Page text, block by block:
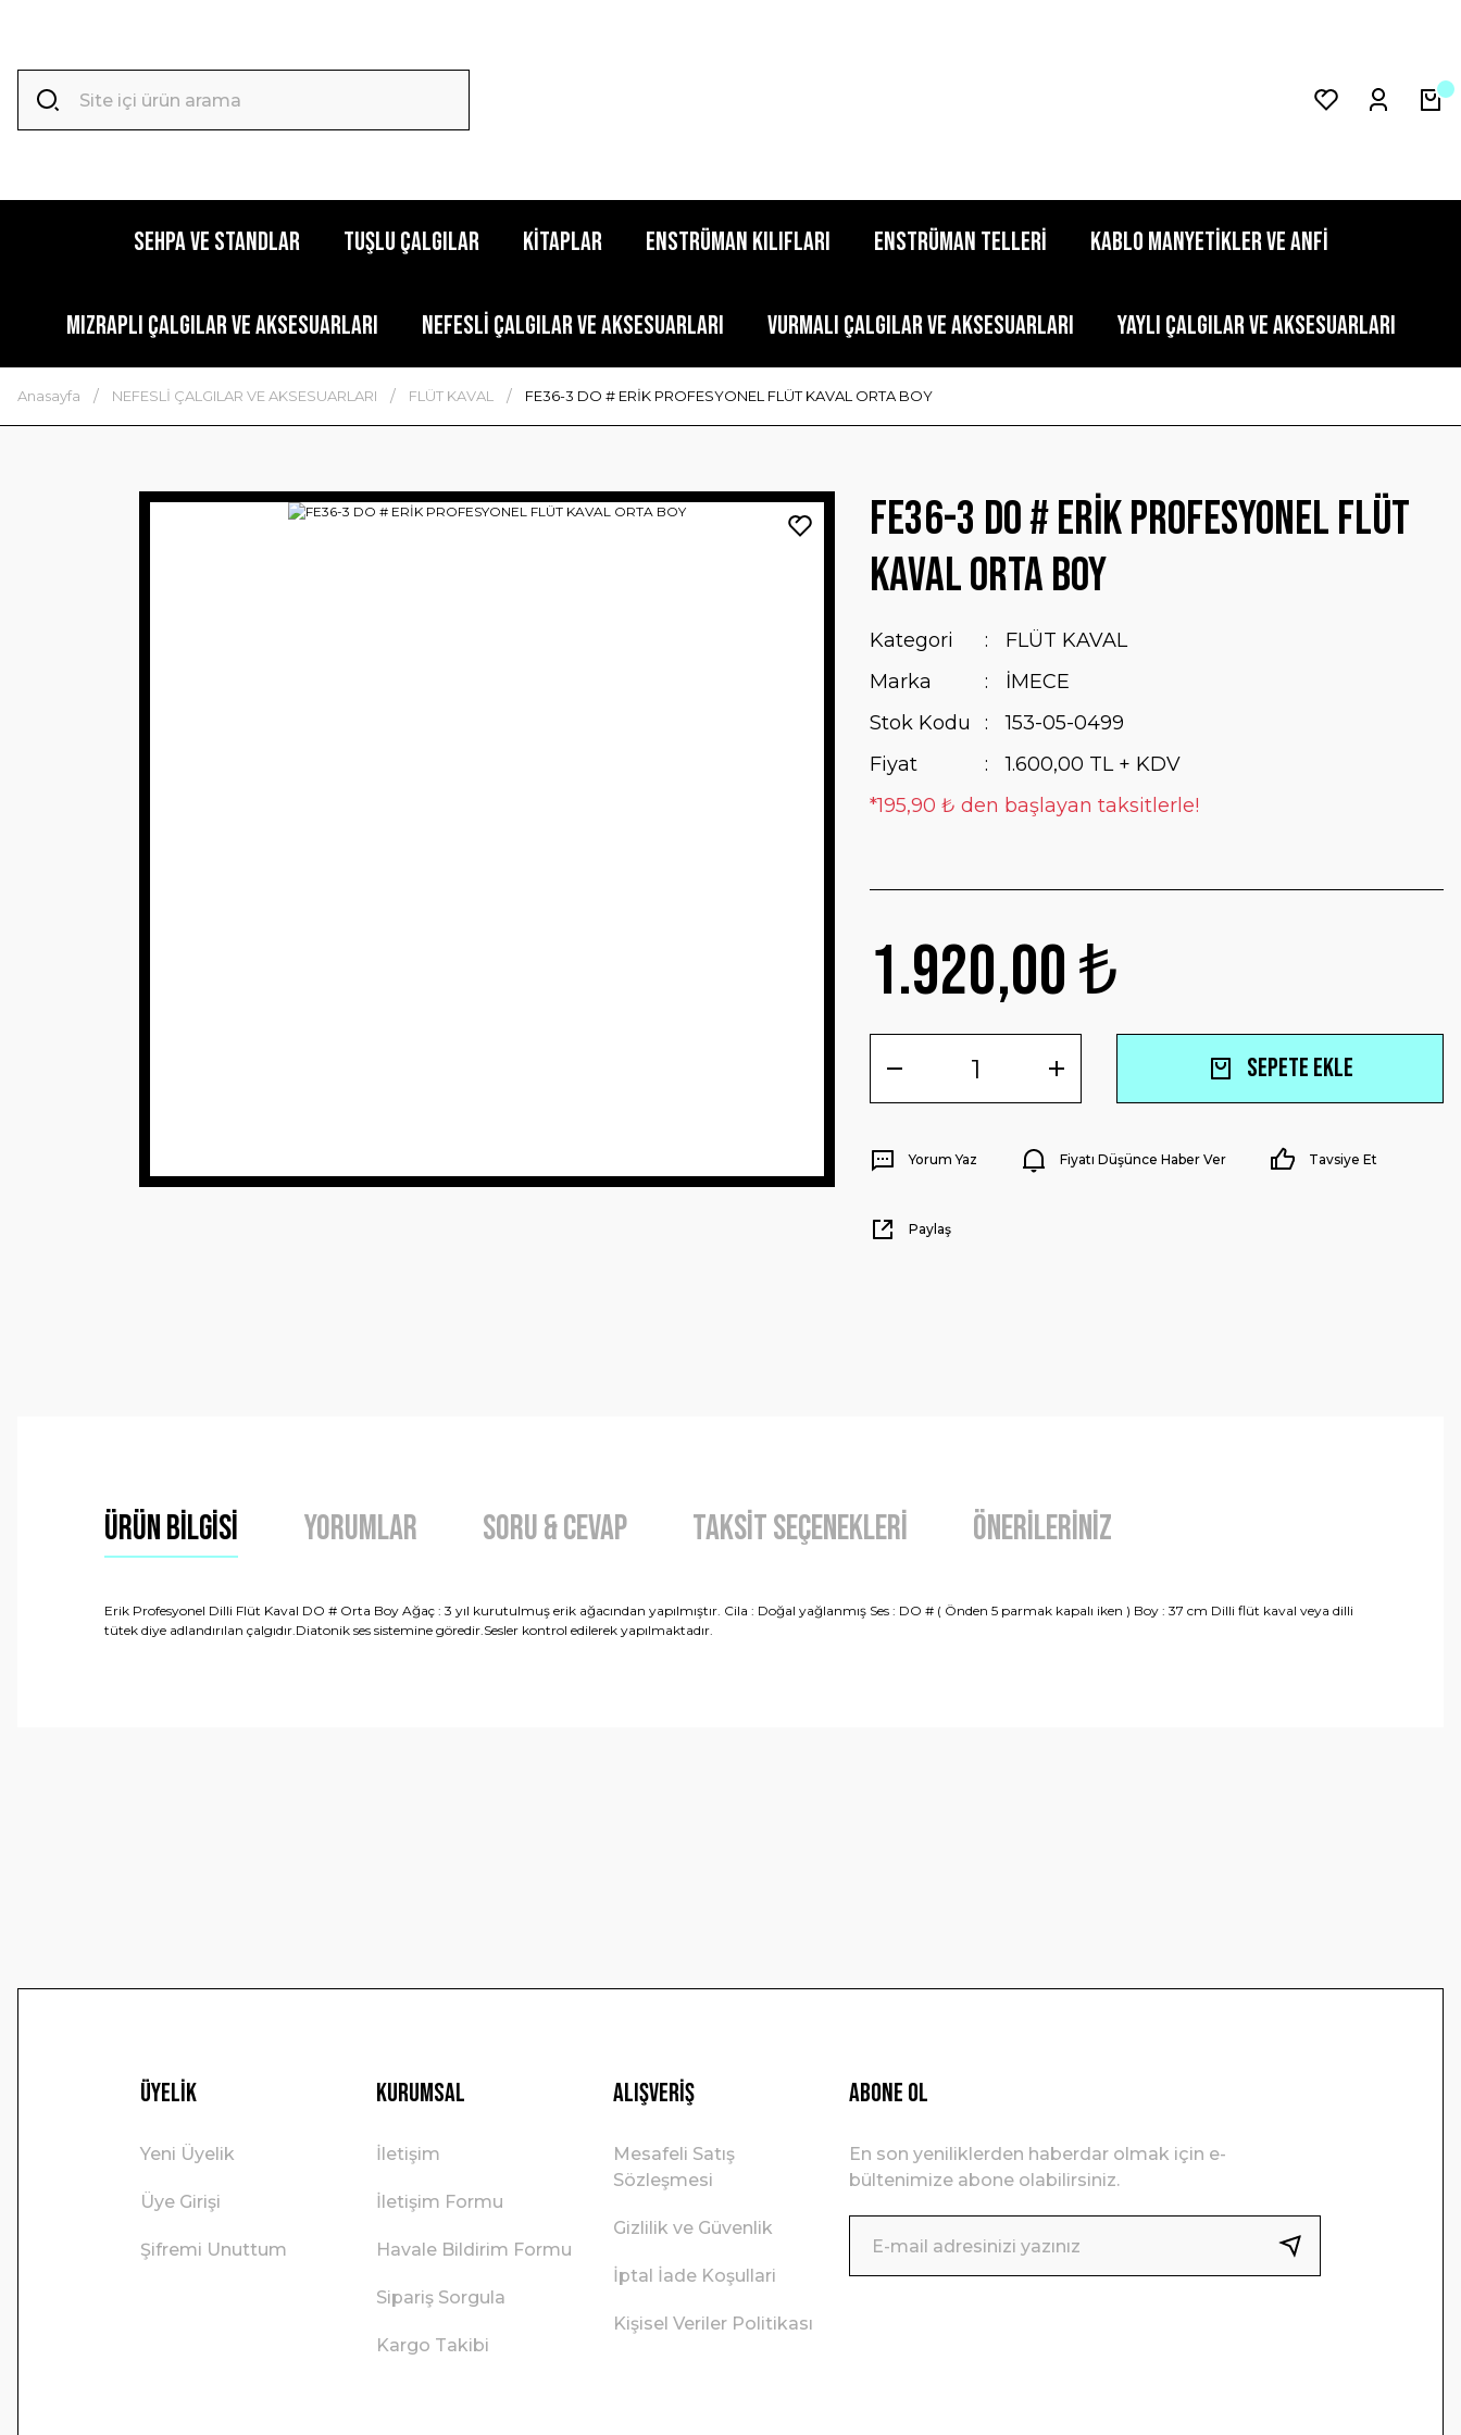
SEHPA VE STANDLAR TUŞLU ÇALGILAR KİTAPLAR ENSTRÜMAN KILIFLARI ENSTRÜMAN TELLERİ KABLO MANYETİKLER VE ANFİ
MIZRAPLI ÇALGILAR VE AKSESUARLARI NEFESLİ ÇALGILAR VE AKSESUARLARI VURMALI ÇALGILAR VE AKSESUARLARI YAYLI ÇALGILAR VE AKSESUARLARI
Anasayfa NEFESLİ ÇALGILAR VE AKSESUARLARI FLÜT KAVAL FE36-3 DO # ERİK PROFESYONEL FLÜT KAVAL ORTA BOY
FE36-3 DO # ERİK PROFESYONEL FLÜT
KAVAL ORTA BOY
Kategori
FLÜT KAVAL
Marka
İMECE
Stok Kodu
153-05-0499
Fiyat
1.600,00 TL + KDV
*195,90 ₺ den başlayan taksitlerle!
1.920,00 ₺
Sepete Ekle
Yorum Yaz Fiyatı Düşünce Haber Ver Tavsiye Et
Paylaş
Ürün Bilgisi Yorumlar Soru & Cevap Taksit Seçenekleri Önerileriniz
Erik Profesyonel Dilli Flüt Kaval DO # Orta Boy Ağaç : 3 yıl kurutulmuş erik ağacından yapılmıştır. Cila : Doğal yağlanmış Ses : DO # ( Önden 5 parmak kapalı iken ) Boy : 37 cm Dilli flüt kaval veya dilli
tütek diye adlandırılan çalgıdır.Diatonik ses sistemine göredir.Sesler kontrol edilerek yapılmaktadır.
Üyelik
Yeni Üyelik
Üye Girişi
Şifremi Unuttum
Kurumsal
İletişim
İletişim Formu
Havale Bildirim Formu
Sipariş Sorgula
Kargo Takibi
Alışveriş
Mesafeli Satış
Sözleşmesi
Gizlilik ve Güvenlik
İptal İade Koşullari
Kişisel Veriler Politikası
ABONE OL
En son yeniliklerden haberdar olmak için e-
bültenimize abone olabilirsiniz.